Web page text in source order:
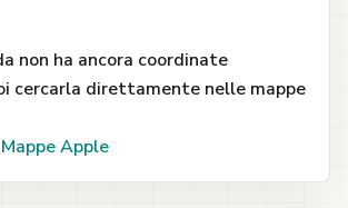
non ha ancora coordinate
cercarla direttamente nelle mappe
Mappe Apple